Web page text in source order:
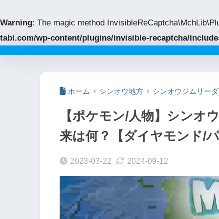
Warning: The magic method
tabi.com/wp-content/plugins/invisible-recaptcha/
ホーム シンオウ地方 シンオウジムリー
【ポケモン/人物】シンオ
来は何？【ダイヤモンド/
2023-03-22 2024-09-12